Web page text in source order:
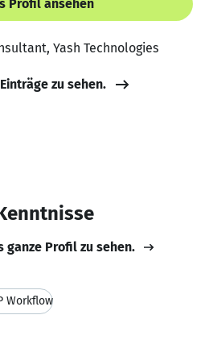
Profil ansehen
Yash Technologies
zu sehen.
ganze Profil zu sehen.
Workflow